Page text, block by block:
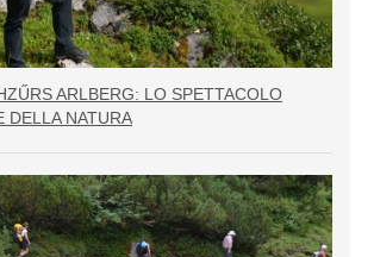
ARLBERG: LO SPETTACOLO
DELLA NATURA